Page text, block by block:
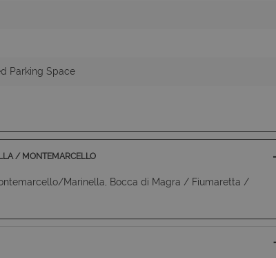
Parking Space
/ MONTEMARCELLO
Marinella, Bocca di Magra / Fiumaretta /